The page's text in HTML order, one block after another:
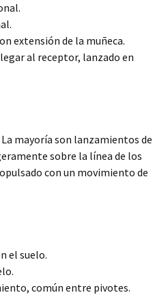
extensión de la muñeca.
al receptor, lanzado en
mayoría son lanzamientos de
sobre la línea de los
con un movimiento de
el suelo.
común entre pivotes.